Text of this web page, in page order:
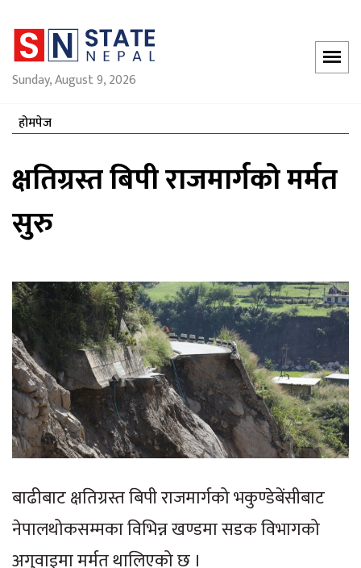
Sunday, August 9, 2026
होमपेज
क्षतिग्रस्त बिपी राजमार्गको मर्मत
सुरु
बाढीबाट क्षतिग्रस्त बिपी राजमार्गको भकुण्डेबेंसीबाट
नेपालथोकसम्मका विभिन्न खण्डमा सडक विभागको
अगुवाइमा मर्मत थालिएको छ ।